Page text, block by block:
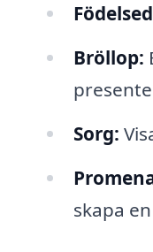
Bröllop:
Sorg:
skapa